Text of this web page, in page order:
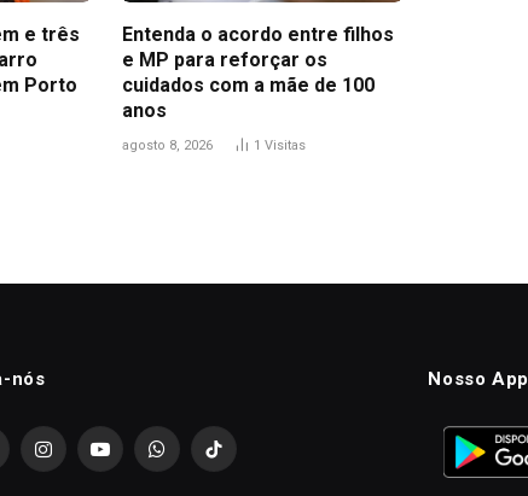
e três
Porto
Entenda o acordo entre filhos
e MP para reforçar os
cuidados com a mãe de 100
anos
agosto 8, 2026 1 Visitas
nós
InstagramYouTubeWhatsAppTikTok
Nosso App